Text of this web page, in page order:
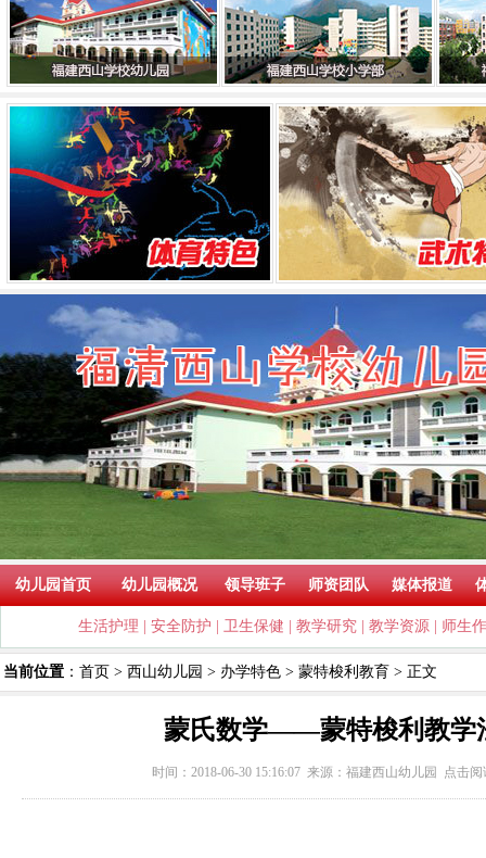
幼儿园首页 幼儿园概况 领导班子 师资团队 媒体报道
生活护理 安全防护 卫生保健 教学研究 教学资源 师生
当前位置 ： 首页 > 西山幼儿园 > 办学特色 > 蒙特梭利教育 > 正文
蒙氏数学——蒙特梭利教学
时间：2018-06-30 15:16:07 来源： 福建西山幼儿园 点击阅